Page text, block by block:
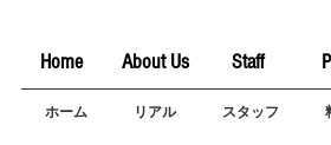
Home About Us Staff
ホーム リアル スタッフ